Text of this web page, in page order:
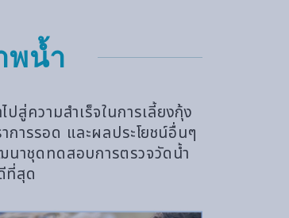
พน้ำ
สู่ความสำเร็จในการเลี้ยงกุ้ง
การรอด และผลประโยชน์อื่นๆ
าชุดทดสอบการตรวจวัดน้ำ
ที่สุด